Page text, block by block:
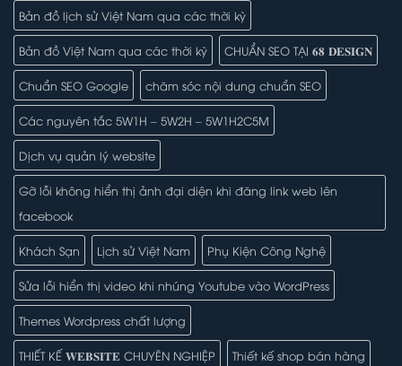
Bản đồ lịch sử Việt Nam qua các thời kỳ
Bản đồ Việt Nam qua các thời kỳ CHUẨN SEO TẠI 𝟔𝟖 𝐃𝐄𝐒𝐈𝐆𝐍
Chuẩn SEO Google chăm sóc nội dung chuẩn SEO
Các nguyên tắc 5W1H – 5W2H – 5W1H2C5M
Dịch vụ quản lý website
Gỡ lỗi không hiển thị ảnh đại diện khi đăng link web lên
facebook
Khách Sạn Lịch sử Việt Nam Phụ Kiện Công Nghệ
Sửa lỗi hiển thị video khi nhúng Youtube vào WordPress
Themes Wordpress chất lượng
THIẾT KẾ 𝐖𝐄𝐁𝐒𝐈𝐓𝐄 CHUYÊN NGHIỆP Thiết kế shop bán hàng